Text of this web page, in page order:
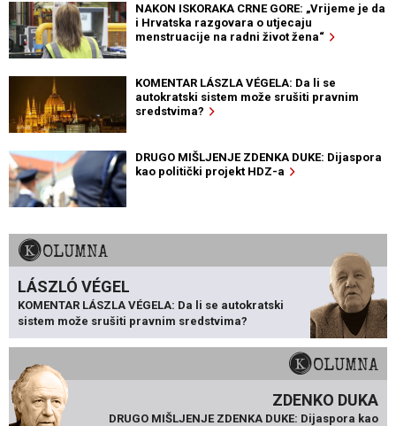
NAKON ISKORAKA CRNE GORE: „Vrijeme je da
i Hrvatska razgovara o utjecaju
menstruacije na radni život žena“
KOMENTAR LÁSZLA VÉGELA: Da li se
autokratski sistem može srušiti pravnim
sredstvima?
DRUGO MIŠLJENJE ZDENKA DUKE: Dijaspora
kao politički projekt HDZ-a
KOLUMNA
LÁSZLÓ VÉGEL
KOMENTAR LÁSZLA VÉGELA: Da li se autokratski
sistem može srušiti pravnim sredstvima?
KOLUMNA
ZDENKO DUKA
DRUGO MIŠLJENJE ZDENKA DUKE: Dijaspora kao